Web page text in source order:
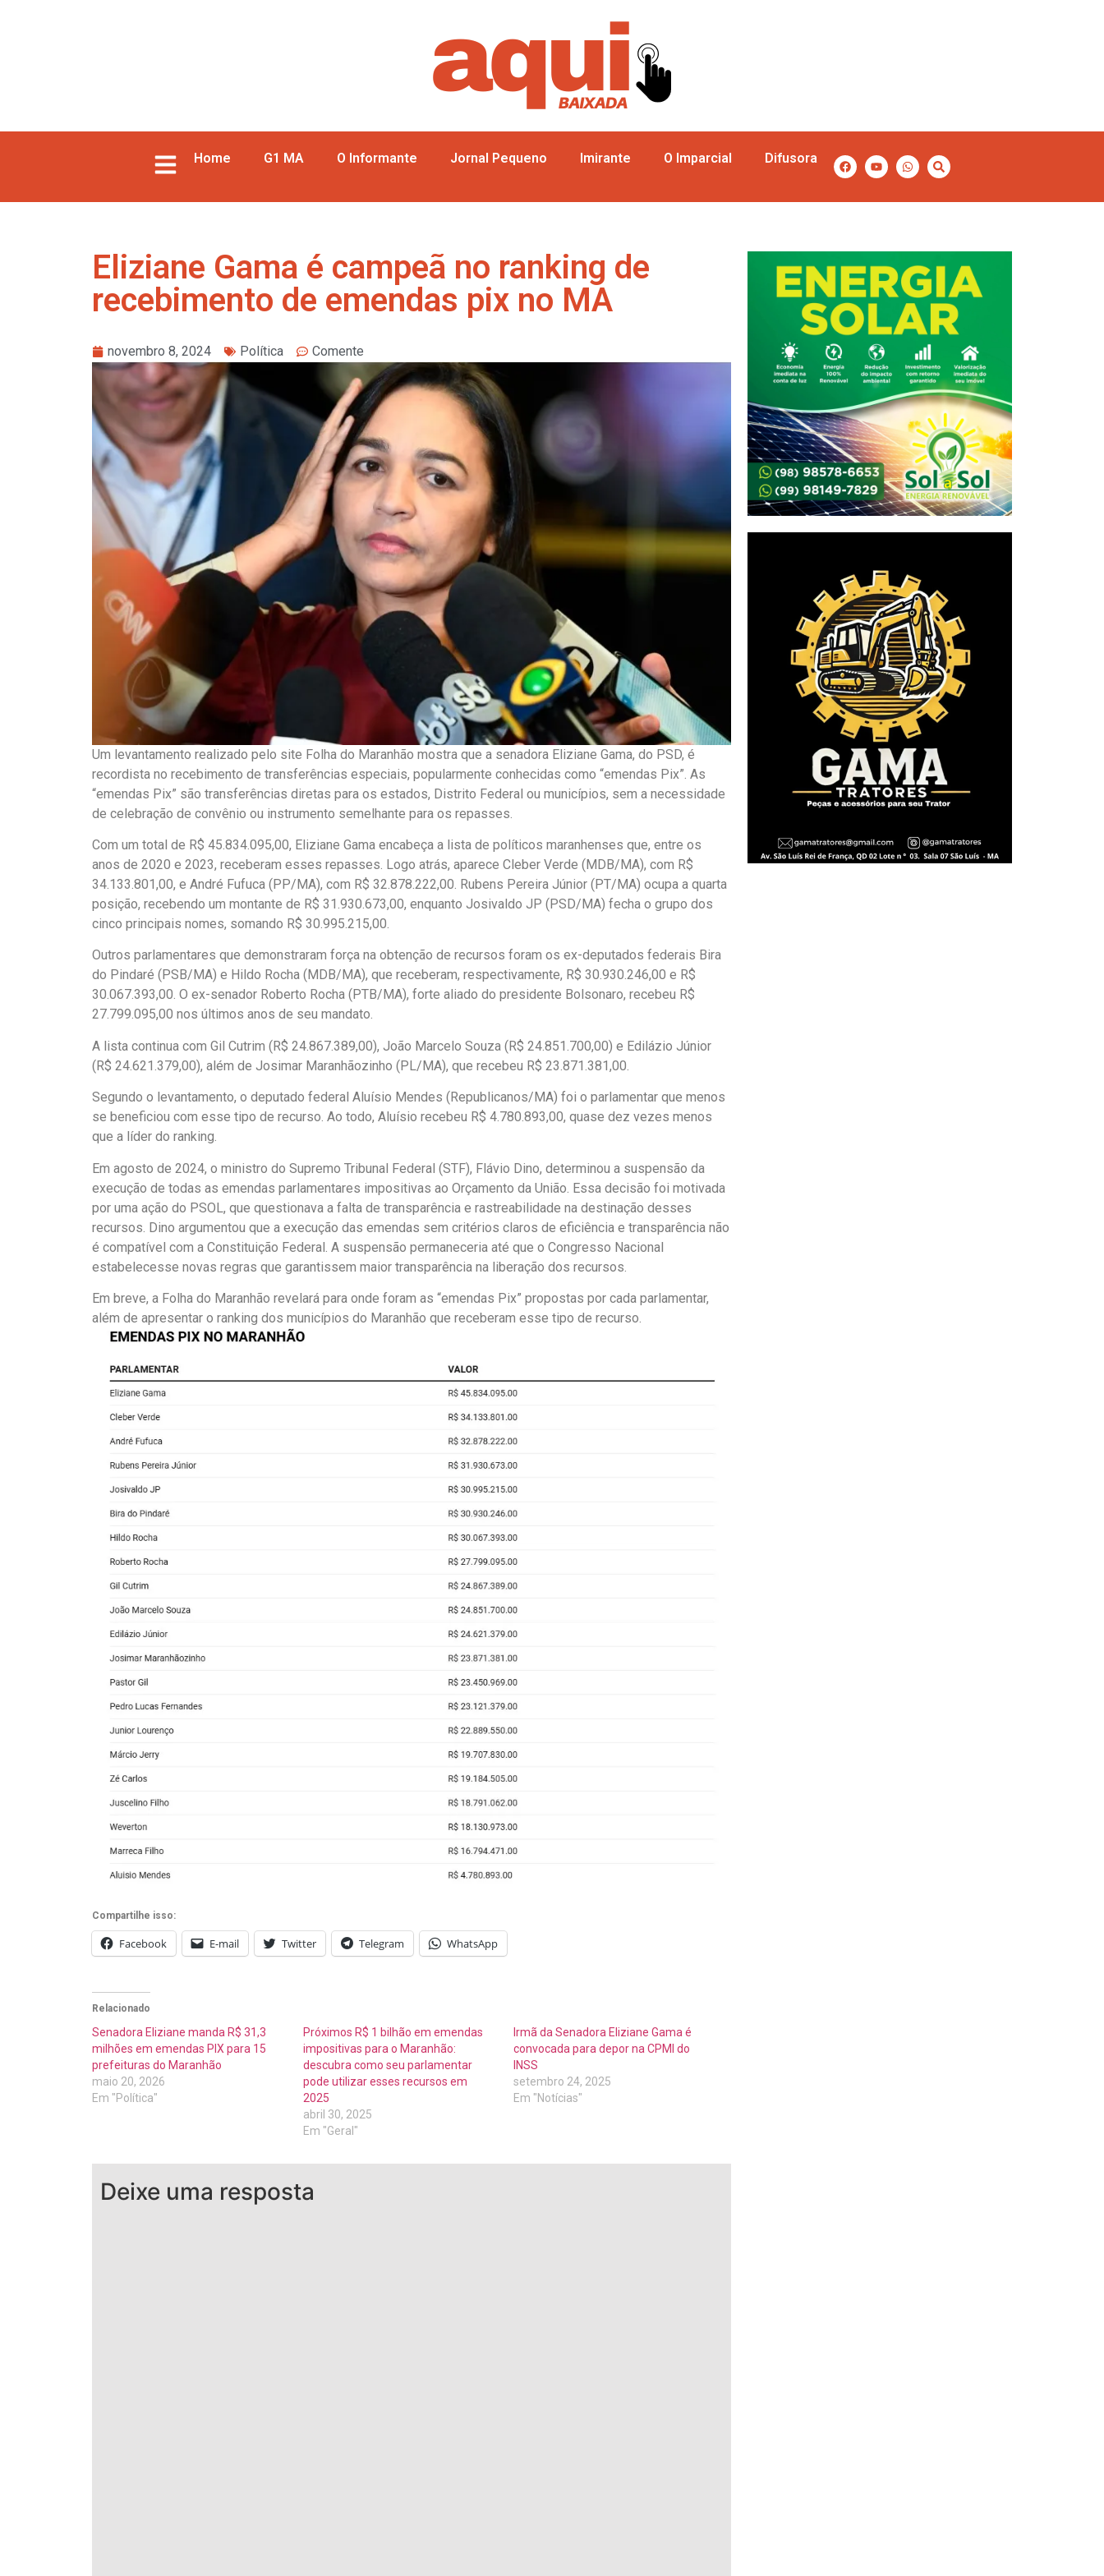
Home G1 MA O Informante Jornal Pequeno Imirante O Imparcial Difusora
Eliziane Gama é campeã no ranking de
recebimento de emendas pix no MA
novembro 8, 2024 Política Comente
Um levantamento realizado pelo site Folha do Maranhão mostra que a senadora Eliziane Gama, do PSD, é
recordista no recebimento de transferências especiais, popularmente conhecidas como “emendas Pix”. As
“emendas Pix” são transferências diretas para os estados, Distrito Federal ou municípios, sem a necessidade
de celebração de convênio ou instrumento semelhante para os repasses.
Com um total de R$ 45.834.095,00, Eliziane Gama encabeça a lista de políticos maranhenses que, entre os
anos de 2020 e 2023, receberam esses repasses. Logo atrás, aparece Cleber Verde (MDB/MA), com R$
34.133.801,00, e André Fufuca (PP/MA), com R$ 32.878.222,00. Rubens Pereira Júnior (PT/MA) ocupa a quarta
posição, recebendo um montante de R$ 31.930.673,00, enquanto Josivaldo JP (PSD/MA) fecha o grupo dos
cinco principais nomes, somando R$ 30.995.215,00.
Outros parlamentares que demonstraram força na obtenção de recursos foram os ex-deputados federais Bira
do Pindaré (PSB/MA) e Hildo Rocha (MDB/MA), que receberam, respectivamente, R$ 30.930.246,00 e R$
30.067.393,00. O ex-senador Roberto Rocha (PTB/MA), forte aliado do presidente Bolsonaro, recebeu R$
27.799.095,00 nos últimos anos de seu mandato.
A lista continua com Gil Cutrim (R$ 24.867.389,00), João Marcelo Souza (R$ 24.851.700,00) e Edilázio Júnior
(R$ 24.621.379,00), além de Josimar Maranhãozinho (PL/MA), que recebeu R$ 23.871.381,00.
Segundo o levantamento, o deputado federal Aluísio Mendes (Republicanos/MA) foi o parlamentar que menos
se beneficiou com esse tipo de recurso. Ao todo, Aluísio recebeu R$ 4.780.893,00, quase dez vezes menos
que a líder do ranking.
Em agosto de 2024, o ministro do Supremo Tribunal Federal (STF), Flávio Dino, determinou a suspensão da
execução de todas as emendas parlamentares impositivas ao Orçamento da União. Essa decisão foi motivada
por uma ação do PSOL, que questionava a falta de transparência e rastreabilidade na destinação desses
recursos. Dino argumentou que a execução das emendas sem critérios claros de eficiência e transparência não
é compatível com a Constituição Federal. A suspensão permaneceria até que o Congresso Nacional
estabelecesse novas regras que garantissem maior transparência na liberação dos recursos.
Em breve, a Folha do Maranhão revelará para onde foram as “emendas Pix” propostas por cada parlamentar,
além de apresentar o ranking dos municípios do Maranhão que receberam esse tipo de recurso.
Compartilhe isso:
Facebook E-mail Twitter Telegram WhatsApp
Relacionado
Senadora Eliziane manda R$ 31,3
milhões em emendas PIX para 15
prefeituras do Maranhão
maio 20, 2026
Em "Política"
Próximos R$ 1 bilhão em emendas
impositivas para o Maranhão:
descubra como seu parlamentar
pode utilizar esses recursos em
2025
abril 30, 2025
Em "Geral"
Irmã da Senadora Eliziane Gama é
convocada para depor na CPMI do
INSS
setembro 24, 2025
Em "Notícias"
Deixe uma resposta